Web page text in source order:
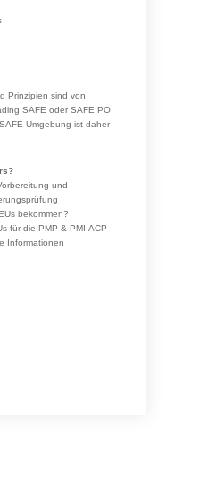
Prinzipien sind von
SAFE oder SAFE PO
Umgebung ist daher
und
bekommen?
für die PMP & PMI-ACP
Informationen